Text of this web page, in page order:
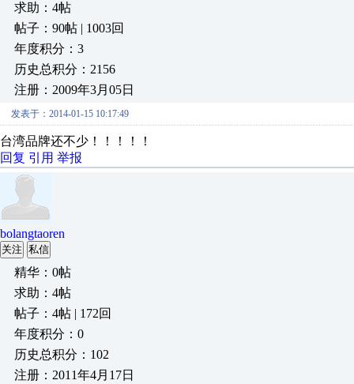
求助：4帖
帖子：90帖 | 1003回
年度积分：3
历史总积分：2156
注册：2009年3月05日
发表于：2014-01-15 10:17:49
台湾品牌还不少！！！！！
回复 引用 举报
bolangtaoren
关注 私信
精华：0帖
求助：4帖
帖子：4帖 | 172回
年度积分：0
历史总积分：102
注册：2011年4月17日